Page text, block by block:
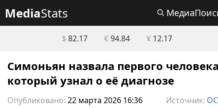
MediaStats
$ 82.17 €94.84 ¥12.17
Симоньян назвала первого
который узнал о её диагнозе
Опубликовано: 22 марта 2026 16:36 Источник: